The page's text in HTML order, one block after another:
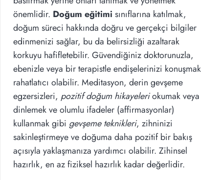
önemlidir. Doğum eğitimi sınıflarına katılmak,
doğum süreci hakkında doğru ve gerçekçi bilgiler
edinmenizi sağlar, bu da belirsizliği azaltarak
korkuyu hafifletebilir. Güvendiğiniz doktorunuzla,
ebenizle veya bir terapistle endişelerinizi konuşmak
rahatlatıcı olabilir. Meditasyon, derin gevşeme
egzersizleri, pozitif doğum hikayeleriokumak veya
dinlemek ve olumlu ifadeler (affirmasyonlar)
kullanmak gibi gevşeme teknikleri, zihninizi
sakinleştirmeye ve doğuma daha pozitif bir bakış
açısıyla yaklaşmanıza yardımcı olabilir. Zihinsel
hazırlık, en az fiziksel hazırlık kadar değerlidir.